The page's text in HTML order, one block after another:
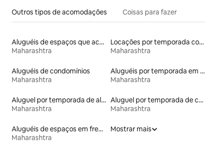
Outros tipos de acomodações Coisas para fazer
Aluguéis de espaços que aceitam animais de estimação
Maharashtra
Locações por temporada com piscina
Maharashtra
Aluguéis de condomínios
Maharashtra
Aluguéis por temporada em hotéis-fazenda
Maharashtra
Aluguel por temporada de alojamentos ecológicos
Maharashtra
Aluguel por temporada de casas de veraneio
Maharashtra
Aluguéis de espaços em frente à praia
Maharashtra
Mostrar mais